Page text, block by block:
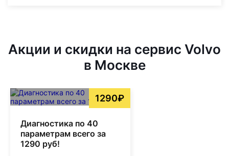
Акции и скидки на сервис Volvo
в Москве
1290₽
Диагностика по 40
параметрам всего за
1290 руб!